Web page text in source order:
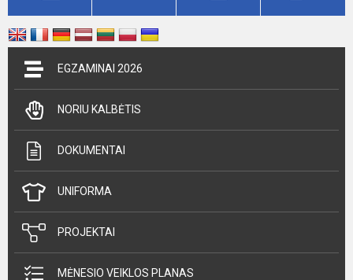
EGZAMINAI 2026
NORIU KALBĖTIS
DOKUMENTAI
UNIFORMA
PROJEKTAI
MĖNESIO VEIKLOS PLANAS